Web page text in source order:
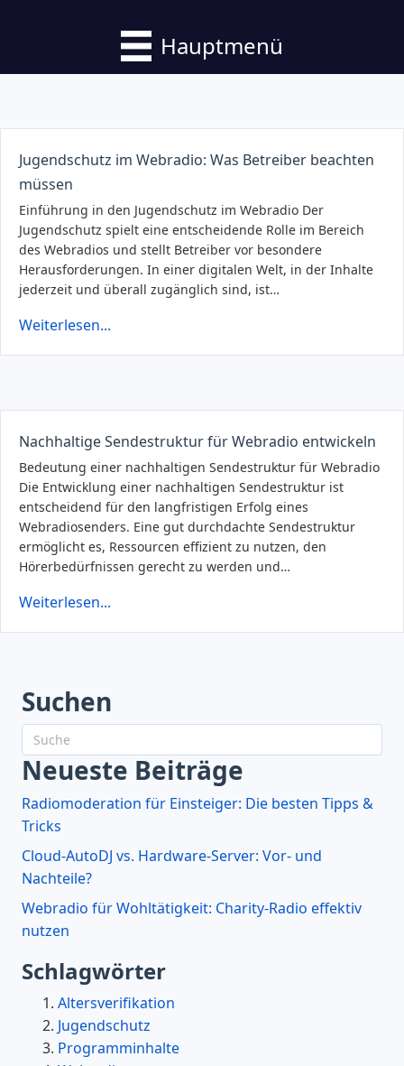
Hauptmenü
Jugendschutz im Webradio: Was Betreiber beachten
müssen
Einführung in den Jugendschutz im Webradio Der
Jugendschutz spielt eine entscheidende Rolle im Bereich
des Webradios und stellt Betreiber vor besondere
Herausforderungen. In einer digitalen Welt, in der Inhalte
jederzeit und überall zugänglich sind, ist…
Weiterlesen...
Nachhaltige Sendestruktur für Webradio entwickeln
Bedeutung einer nachhaltigen Sendestruktur für Webradio
Die Entwicklung einer nachhaltigen Sendestruktur ist
entscheidend für den langfristigen Erfolg eines
Webradiosenders. Eine gut durchdachte Sendestruktur
ermöglicht es, Ressourcen effizient zu nutzen, den
Hörerbedürfnissen gerecht zu werden und…
Weiterlesen...
Suchen
Neueste Beiträge
Radiomoderation für Einsteiger: Die besten Tipps &
Tricks
Cloud-AutoDJ vs. Hardware-Server: Vor- und
Nachteile?
Webradio für Wohltätigkeit: Charity-Radio effektiv
nutzen
Schlagwörter
Altersverifikation
Jugendschutz
Programminhalte